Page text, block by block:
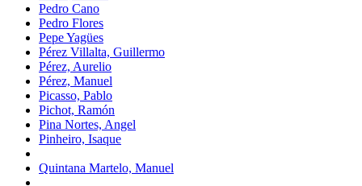
Pedro Cano
Pedro Flores
Pepe Yagües
Pérez Villalta, Guillermo
Pérez, Aurelio
Pérez, Manuel
Picasso, Pablo
Pichot, Ramón
Pina Nortes, Angel
Pinheiro, Isaque
Quintana Martelo, Manuel